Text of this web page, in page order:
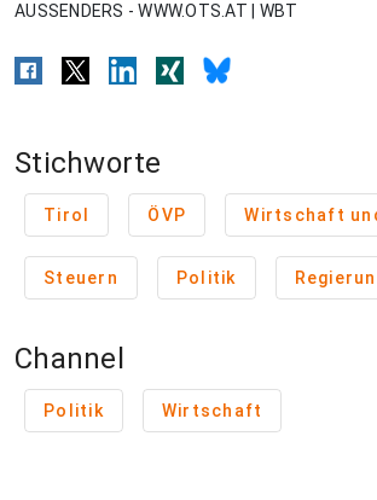
AUSSENDERS - WWW.OTS.AT | WBT
Stichworte
Tirol ÖVP Wirtschaft
Steuern Politik
Channel
Politik Wirtschaft